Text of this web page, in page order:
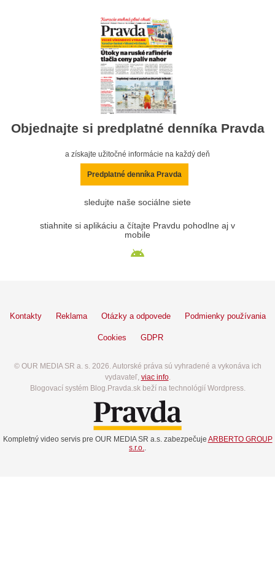
Objednajte si predplatné denníka Pravda
a získajte užitočné informácie na každý deň
Predplatné denníka Pravda
sledujte naše sociálne siete
stiahnite si aplikáciu a čítajte Pravdu pohodlne aj v
mobile
Kontakty Reklama Otázky a odpovede Podmienky používania
Cookies GDPR
© OUR MEDIA SR a. s. 2026. Autorské práva sú vyhradené a vykonáva ich
vydavateľ, viac info.
Blogovací systém Blog.Pravda.sk beží na technológií Wordpress.
Kompletný video servis pre OUR MEDIA SR a.s. zabezpečuje ARBERTO GROUP
s.r.o..